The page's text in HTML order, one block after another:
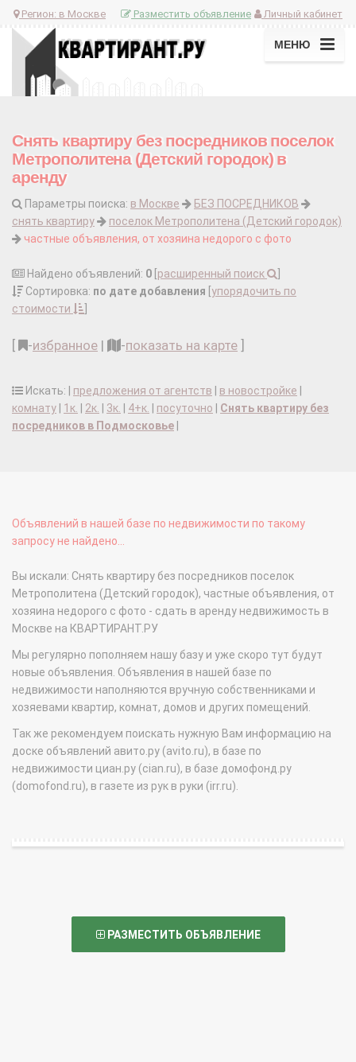
Регион: в Москве Личный кабинет
Разместить объявление
МЕНЮ
Снять квартиру без посредников поселок
Метрополитена (Детский городок) в
аренду
Параметры поиска: в Москве
БЕЗ ПОСРЕДНИКОВ
снять квартиру
поселок Метрополитена (Детский городок)
частные объявления, от хозяина недорого с фото
Найдено объявлений: 0 расширенный поиск
Сортировка: по дате добавления упорядочить по
стоимости
-избранное | -показать на карте
Искать: | предложения от агентств в новостройке
комнату
1к. 2к. 3к. 4+к. посуточно
Снять квартиру без
посредников в Подмосковье
Объявлений в нашей базе по недвижимости по такому
запросу не найдено...
Вы искали: Снять квартиру без посредников поселок
Метрополитена (Детский городок), частные объявления, от
хозяина недорого с фото - сдать в аренду недвижимость в
Москве на КВАРТИРАНТ.РУ
Мы регулярно пополняем нашу базу и уже скоро тут будут
новые объявления. Объявления в нашей базе по
недвижимости наполняются вручную собственниками и
хозяевами квартир, комнат, домов и других помещений.
Так же рекомендуем поискать нужную Вам информацию на
доске объявлений авито.ру (avito.ru), в базе по
недвижимости циан.ру (cian.ru), в базе домофонд.ру
(domofond.ru), в газете из рук в руки (irr.ru).
РАЗМЕСТИТЬ ОБЪЯВЛЕНИЕ